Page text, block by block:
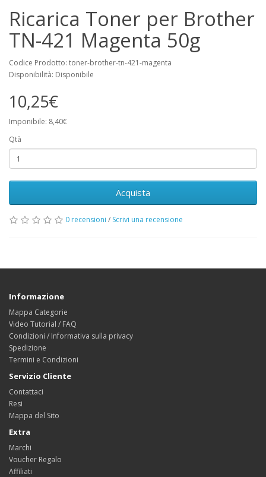
Ricarica Toner per Brother
TN-421 Magenta 50g
Codice Prodotto: toner-brother-tn-421-magenta
Disponibilità: Disponibile
10,25€
Imponibile: 8,40€
Qtà
Acquista
0 recensioni / Scrivi una recensione
Informazione
Mappa Categorie
Video Tutorial / FAQ
Condizioni / Informativa sulla privacy
Spedizione
Termini e Condizioni
Servizio Cliente
Contattaci
Resi
Mappa del Sito
Extra
Marchi
Voucher Regalo
Affiliati